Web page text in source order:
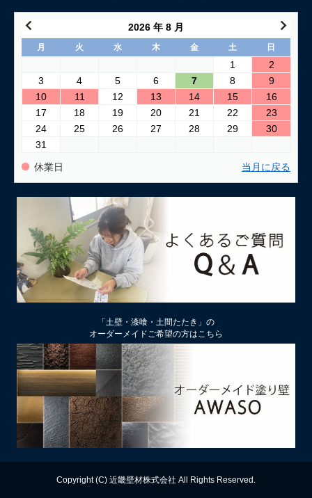
コンクリートに土壁を塗る方法
2026/04/04
仕上げ材（漆喰や土壁）が部分的に剥がれた壁の塗り替え方法
2026/03/24
古い壁の塗り替え｜失敗しない下地処理のポイント
2026/03/06
「壁カラー」はどんな塗り壁材の着色に使える もちろん土壁
にも！
土壁リフォーム時アクが出たり、出なかったりするのはなぜ？
2026/02/12
土壁仕上げ材「塗ってくれい」「やすらぎ」の色をうすく、淡
くするには
2026/01/22
厚付け補修用中塗り漆喰ドカッと！は滑らかな表面にもできる
2026/01/09
【塗り替え下地処理】ビニールクロスは剥がさず下地処理する
のがおすすめ
2025/12/13
漆喰の上に土壁は塗れるのか？
2026 年 8 月
月 火 水 木 金 土 日
1
2
3
4 5 6 7 8
9
10
11 12 13 14 15
16
17
18 19 20 21 22
23
24
25 26 27 28 29
30
31
休業日 当月に戻る
「土壁・漆喰・土間たたき」の
オーダーメイドご希望の方はこちら
Copyright (C) 近畿壁材株式会社 All Rights Reserved.